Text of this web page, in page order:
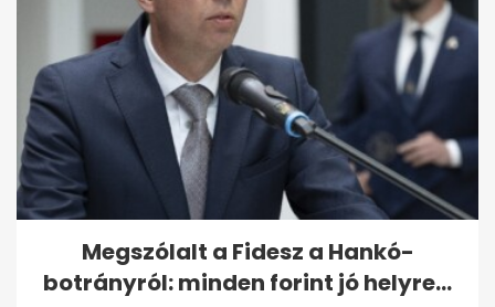
Megszólalt a Fidesz a Hankó-
botrányról: minden forint jó helyre...